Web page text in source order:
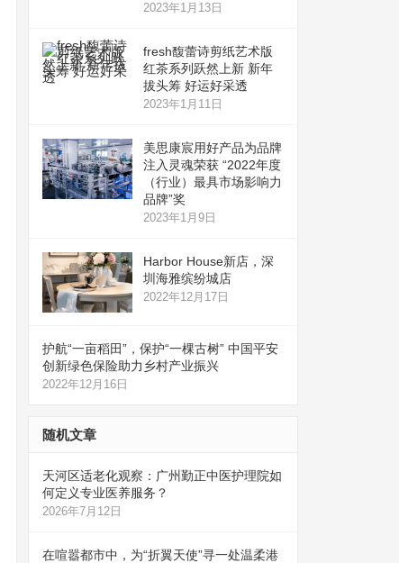
2023年1月13日
fresh馥蕾诗剪纸艺术版
红茶系列跃然上新 新年
拔头筹 好运好采透
2023年1月11日
美思康宸用好产品为品牌
注入灵魂荣获 “2022年度
（行业）最具市场影响力
品牌”奖
2023年1月9日
Harbor House新店，深
圳海雅缤纷城店
2022年12月17日
护航“一亩稻田”，保护“一棵古树” 中国平安
创新绿色保险助力乡村产业振兴
2022年12月16日
随机文章
天河区适老化观察：广州勤正中医护理院如
何定义专业医养服务？
2026年7月12日
在喧嚣都市中，为“折翼天使”寻一处温柔港